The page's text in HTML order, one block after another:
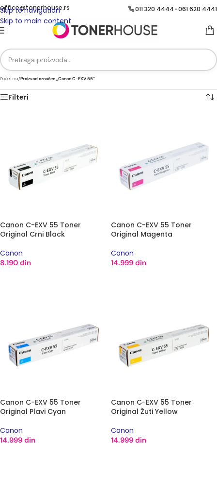
Skip to navigation
Skip to main content
office@tonerhouse.rs 011 320 4444 •061 620 4441
Početna/Proizvod označen „Canon C-EXV 55“
Filteri
Canon C-EXV 55 Toner
Original Crni Black
Canon
8.190 din
Canon C-EXV 55 Toner
Original Magenta
Canon
14.999 din
Canon C-EXV 55 Toner
Original Plavi Cyan
Canon
14.999 din
Canon C-EXV 55 Toner
Original Žuti Yellow
Canon
14.999 din